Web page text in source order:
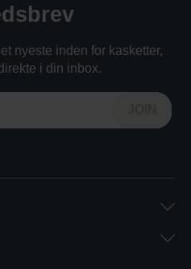
nyeste inden for kasketter,
i din inbox.